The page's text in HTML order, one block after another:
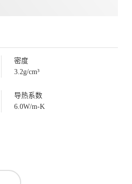
密度
3.2g/cm³
导热系数
6.0W/m-K